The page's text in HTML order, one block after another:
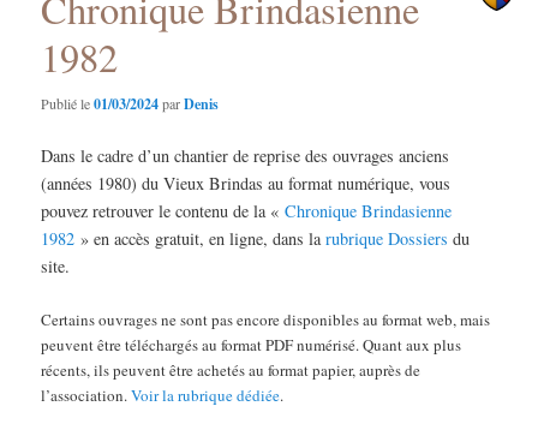
1982
Publié le01/03/2024parDenis
Dans le cadre d’un chantier de reprise des ouvrages anciens
(années 1980) du Vieux Brindas au format numérique, vous
pouvez retrouver le contenu de la «Chronique Brindasienne
1982 » en accès gratuit, en ligne, dans larubrique Dossiers du
site.
Certains ouvrages ne sont pas encore disponibles au format web, mais
peuvent être téléchargés au format PDF numérisé. Quant aux plus
récents, ils peuvent être achetés au format papier, auprès de
l’association.Voir la rubrique dédiée.